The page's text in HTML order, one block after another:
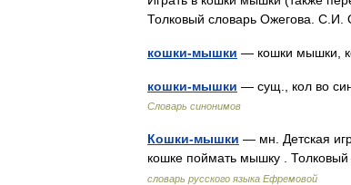
Толковый словарь Ожегова.
кошки-мышки — кошки мышки,
кошки-мышки — сущ., кол во
Словарь синонимов
Кошки-мышки — мн. Детская
кошке поймать мышку .
словарь русского языка Ефремовой